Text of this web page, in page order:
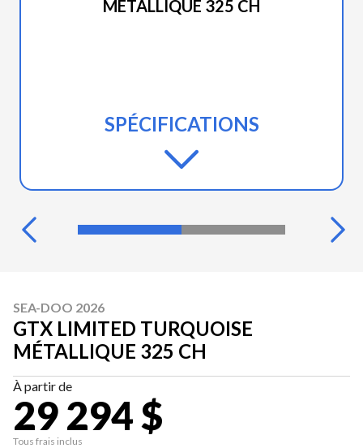
MÉTALLIQUE 325 CH
SPÉCIFICATIONS
SEA-DOO 2026
GTX LIMITED TURQUOISE
MÉTALLIQUE 325 CH
À partir de
29 294 $
Tous frais inclus